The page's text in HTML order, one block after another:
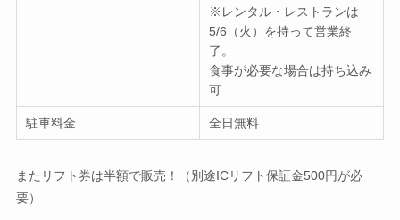
※レンタル・レストランは
5/6（火）を持って営業終
了。
食事が必要な場合は持ち込み
可
駐車料金 全日無料
またリフト券は半額で販売！（別途ICリフト保証金500円が必
要）